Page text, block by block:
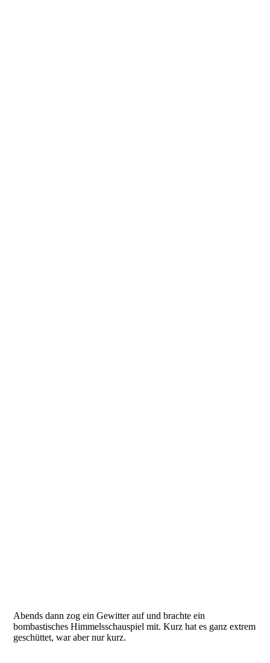
Abends dann zog ein Gewitter auf und brachte ein
bombastisches Himmelsschauspiel mit. Kurz hat es ganz extrem
geschüttet, war aber nur kurz.